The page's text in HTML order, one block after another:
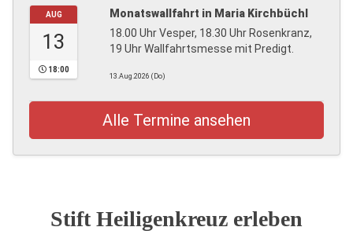
AUG
13
18:00
Monatswallfahrt in Maria Kirchbüchl
18.00 Uhr Vesper, 18.30 Uhr Rosenkranz,
19 Uhr Wallfahrtsmesse mit Predigt.
13.Aug.2026 (Do)
Alle Termine ansehen
Stift Heiligenkreuz erleben